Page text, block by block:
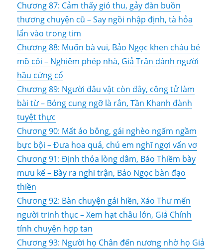
Chương 87: Cảm thấy gió thu, gảy đàn buồn
thương chuyện cũ – Say ngồi nhập định, tà hỏa
lẩn vào trong tim
Chương 88: Muốn bà vui, Bảo Ngọc khen cháu bé
mồ côi – Nghiêm phép nhà, Giả Trân đánh người
hầu cứng cổ
Chương 89: Người đâu vật còn đây, công tử làm
bài từ – Bóng cung ngỡ là rắn, Tần Khanh đành
tuyệt thực
Chương 90: Mất áo bông, gái nghèo ngấm ngầm
bực bội – Đưa hoa quả, chú em nghĩ ngợi vẩn vơ
Chương 91: Định thỏa lòng dâm, Bảo Thiềm bày
mưu kế – Bày ra nghi trận, Bảo Ngọc bàn đạo
thiền
Chương 92: Bàn chuyện gái hiền, Xảo Thư mến
người trinh thục – Xem hạt châu lớn, Giả Chính
tính chuyện hợp tan
Chương 93: Người họ Chân đến nương nhờ họ Giả